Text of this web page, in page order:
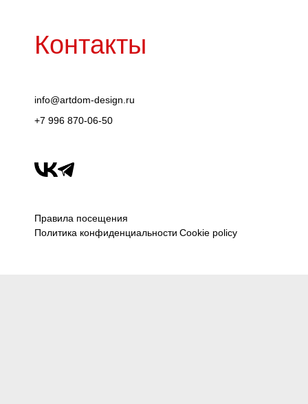
Контакты
info@artdom-design.ru
+7 996 870-06-50
Правила посещения
Политика конфиденциальности Cookie policy